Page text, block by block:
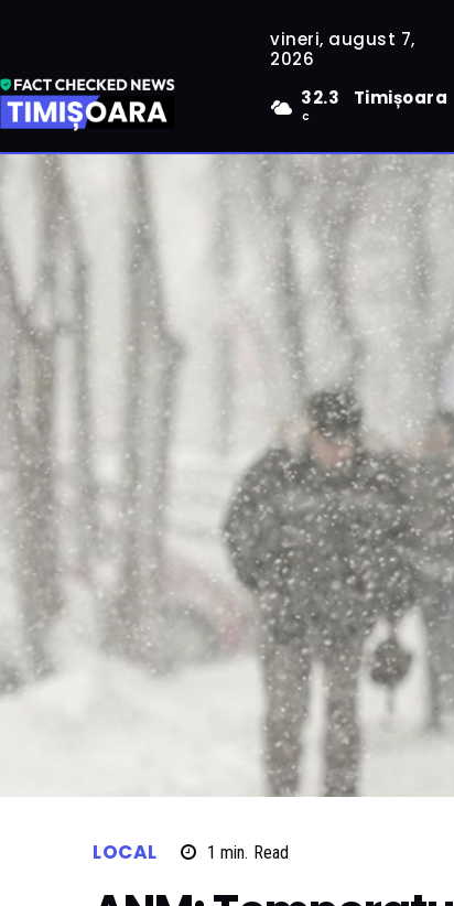
vineri, august 7,
2026
32.3
C
Timișoara
LOCAL 1 min. Read